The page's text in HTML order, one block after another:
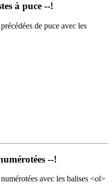
à puce --!
de puce avec les
--!
avec les balises <ol>